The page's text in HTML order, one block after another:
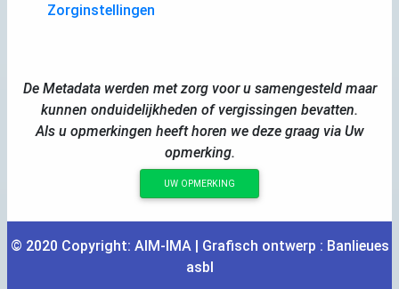
Zorginstellingen
De Metadata werden met zorg voor u samengesteld maar
kunnen onduidelijkheden of vergissingen bevatten.
Als u opmerkingen heeft horen we deze graag via Uw
opmerking.
UW OPMERKING
© 2020 Copyright: AIM-IMA| Grafisch ontwerp : Banlieues
asbl